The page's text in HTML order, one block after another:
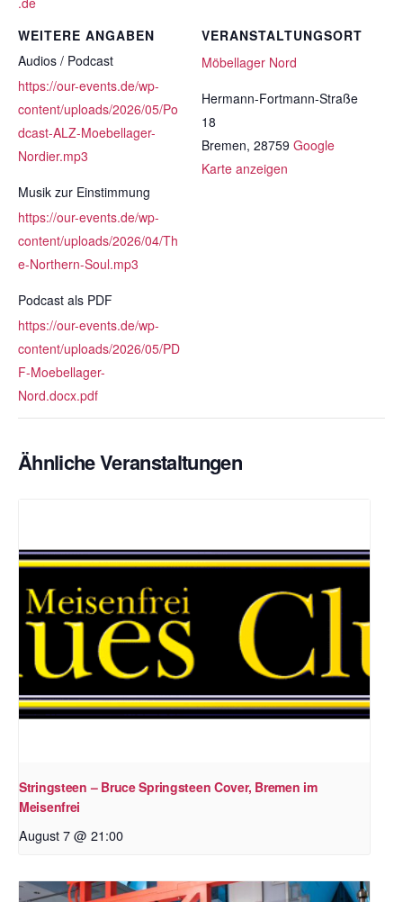
VERANSTALTUNGSORT
Möbellager Nord
Hermann-Fortmann-Straße
18
Bremen, 28759 Google
Karte anzeigen
WEITERE ANGABEN
Audios / Podcast
https://our-events.de/wp-
content/uploads/2026/05/Po
dcast-ALZ-Moebellager-
Nordier.mp3
Musik zur Einstimmung
https://our-events.de/wp-
content/uploads/2026/04/Th
e-Northern-Soul.mp3
Podcast als PDF
https://our-events.de/wp-
content/uploads/2026/05/PD
F-Moebellager-
Nord.docx.pdf
Ähnliche Veranstaltungen
Stringsteen – Bruce Springsteen Cover, Bremen im
Meisenfrei
August 7 @ 21:00